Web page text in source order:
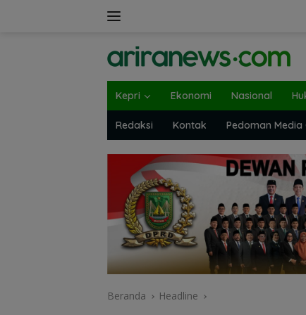
Kepri Ekonomi Nasional
Redaksi Kontak Pedoman Media
Beranda Headline